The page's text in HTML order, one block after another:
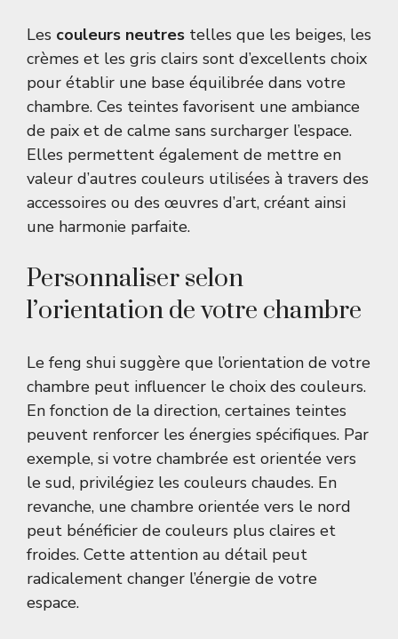
Les couleurs neutres telles que les beiges, les
crèmes et les gris clairs sont d’excellents choix
pour établir une base équilibrée dans votre
chambre. Ces teintes favorisent une ambiance
de paix et de calme sans surcharger l’espace.
Elles permettent également de mettre en
valeur d’autres couleurs utilisées à travers des
accessoires ou des œuvres d’art, créant ainsi
une harmonie parfaite.
Personnaliser selon
l’orientation de votre chambre
Le feng shui suggère que l’orientation de votre
chambre peut influencer le choix des couleurs.
En fonction de la direction, certaines teintes
peuvent renforcer les énergies spécifiques. Par
exemple, si votre chambrée est orientée vers
le sud, privilégiez les couleurs chaudes. En
revanche, une chambre orientée vers le nord
peut bénéficier de couleurs plus claires et
froides. Cette attention au détail peut
radicalement changer l’énergie de votre
espace.